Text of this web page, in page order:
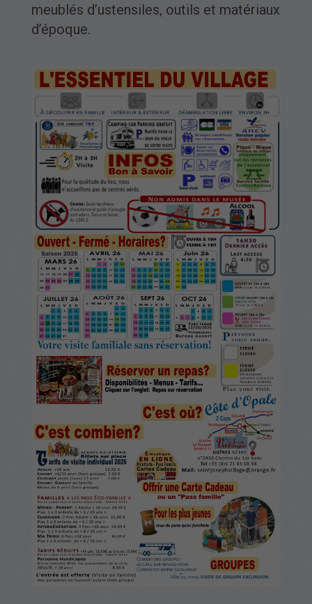
meublés d’ustensiles, outils et matériaux
d’époque.